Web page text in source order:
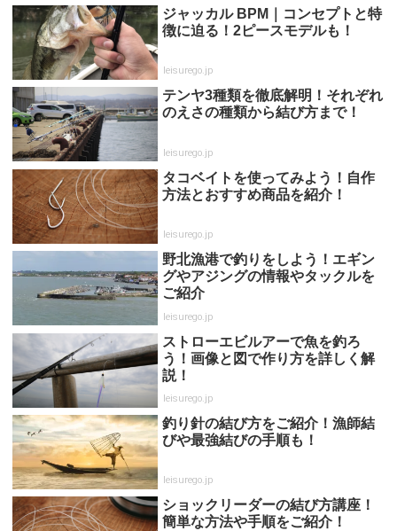
ジャッカル BPM｜コンセプトと特
徴に迫る！2ピースモデルも！
leisurego.jp
テンヤ3種類を徹底解明！それぞれ
のえさの種類から結び方まで！
leisurego.jp
タコベイトを使ってみよう！自作
方法とおすすめ商品を紹介！
leisurego.jp
野北漁港で釣りをしよう！エギン
グやアジングの情報やタックルを
ご紹介
leisurego.jp
ストローエビルアーで魚を釣ろ
う！画像と図で作り方を詳しく解
説！
leisurego.jp
釣り針の結び方をご紹介！漁師結
びや最強結びの手順も！
leisurego.jp
ショックリーダーの結び方講座！
簡単な方法や手順をご紹介！